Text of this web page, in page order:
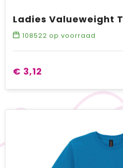
Ladies Valueweight T
108522 op voorraad
€ 3,12